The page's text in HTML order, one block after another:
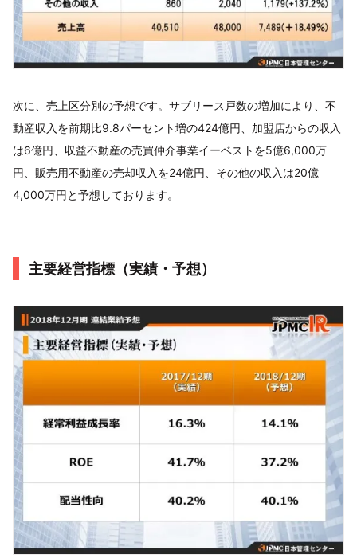
次に、売上区分別の予想です。サブリース戸数の増加により、不
動産収入を前期比9.8パーセント増の424億円、加盟店からの収入
は6億円、収益不動産の売買仲介事業イーベストを5億6,000万
円、販売用不動産の売却収入を24億円、その他の収入は20億
4,000万円と予想しております。
主要経営指標（実績・予想）